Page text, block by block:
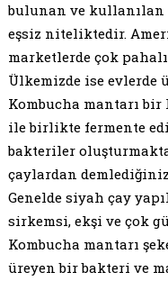
bulunan ve kullanılan
eşsiz niteliktedir.
marketlerde çok
Ülkemizde ise
Kombucha mantarı
ile birlikte fermente
bakteriler
çaylardan
Genelde siyah çay
sirkemsi, ekşi ve çok
Kombucha mantarı
üreyen bir bakteri ve